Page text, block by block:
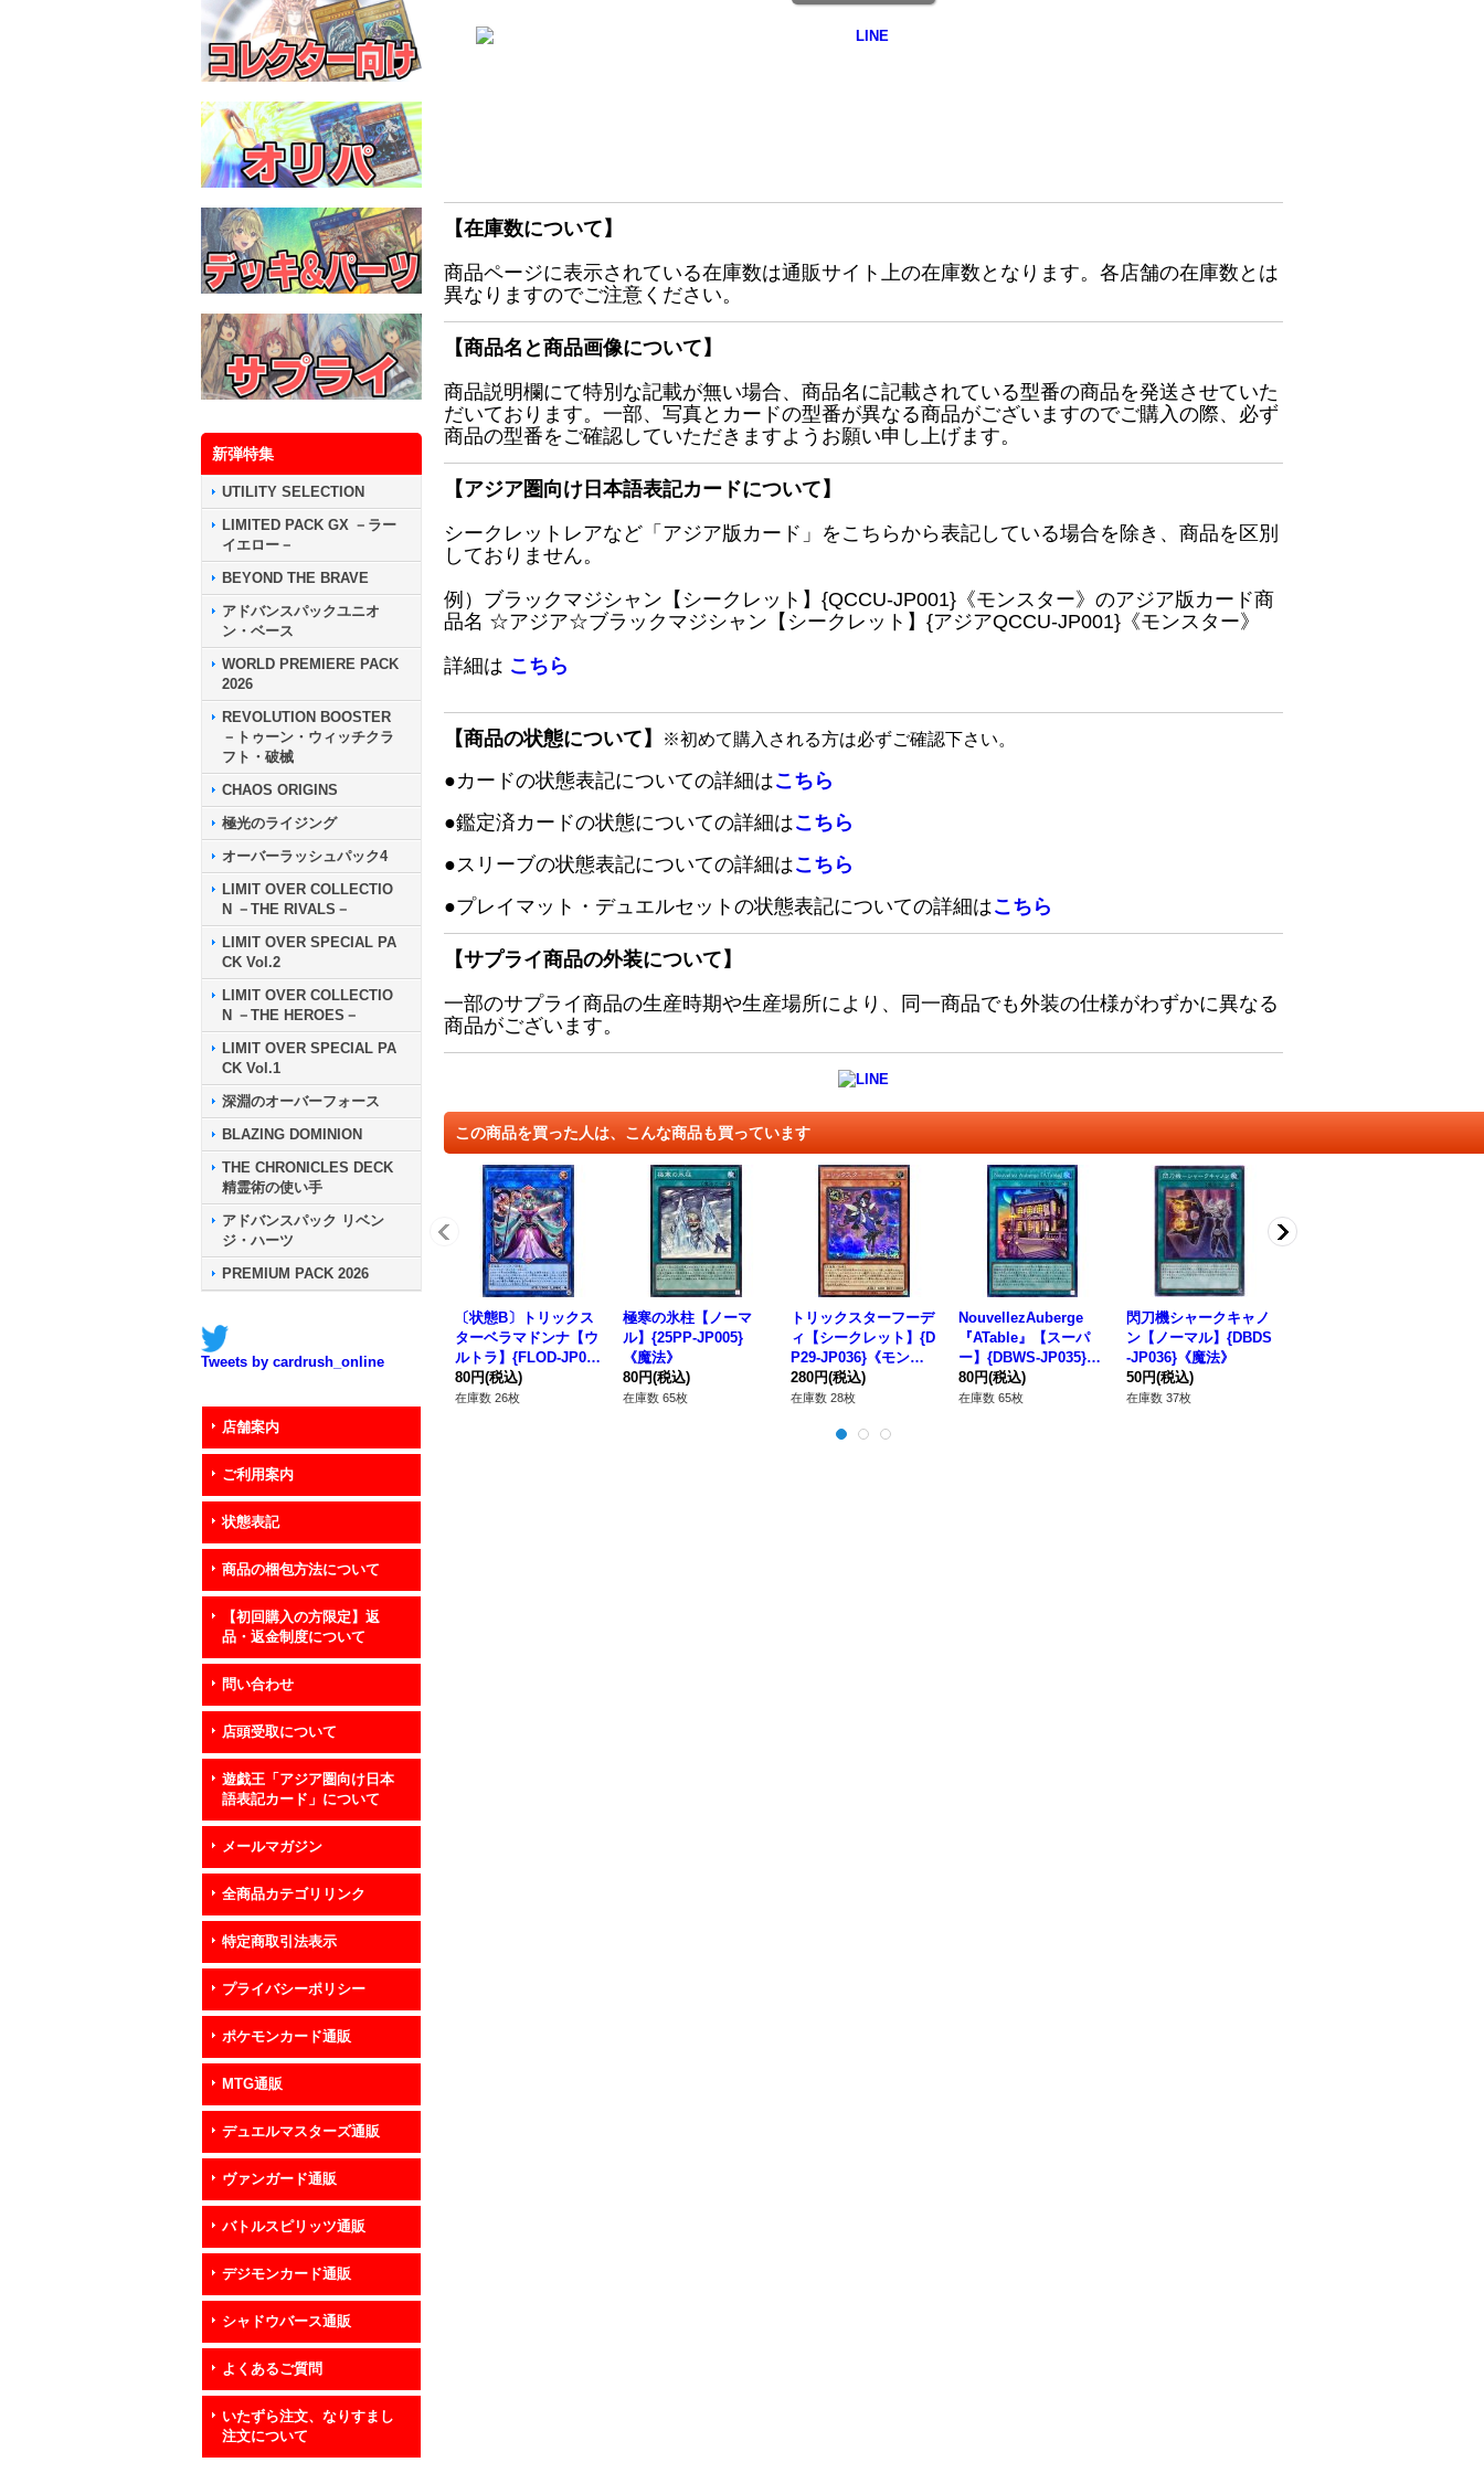
新弾特集
UTILITY SELECTION
LIMITED PACK GX －ラー
イエロー－
BEYOND THE BRAVE
アドバンスパックユニオ
ン・ベース
WORLD PREMIERE PACK
2026
REVOLUTION BOOSTER
－トゥーン・ウィッチクラ
フト・破械
CHAOS ORIGINS
極光のライジング
オーバーラッシュパック4
LIMIT OVER COLLECTIO
N －THE RIVALS－
LIMIT OVER SPECIAL PA
CK Vol.2
LIMIT OVER COLLECTIO
N －THE HEROES－
LIMIT OVER SPECIAL PA
CK Vol.1
深淵のオーバーフォース
BLAZING DOMINION
THE CHRONICLES DECK
精霊術の使い手
アドバンスパック リベン
ジ・ハーツ
PREMIUM PACK 2026
Tweets by cardrush_online
店舗案内
ご利用案内
状態表記
商品の梱包方法について
【初回購入の方限定】返
品・返金制度について
問い合わせ
店頭受取について
遊戯王「アジア圏向け日本
語表記カード」について
メールマガジン
全商品カテゴリリンク
特定商取引法表示
プライバシーポリシー
ポケモンカード通販
MTG通販
デュエルマスターズ通販
ヴァンガード通販
バトルスピリッツ通販
デジモンカード通販
シャドウバース通販
よくあるご質問
いたずら注文、なりすまし
注文について
【在庫数について】
商品ページに表示されている在庫数は通販サイト上の在庫数となります。各店舗の在庫数とは
異なりますのでご注意ください。
【商品名と商品画像について】
商品説明欄にて特別な記載が無い場合、商品名に記載されている型番の商品を発送させていた
だいております。一部、写真とカードの型番が異なる商品がございますのでご購入の際、必ず
商品の型番をご確認していただきますようお願い申し上げます。
【アジア圏向け日本語表記カードについて】
シークレットレアなど「アジア版カード」をこちらから表記している場合を除き、商品を区別
しておりません。
例）ブラックマジシャン【シークレット】{QCCU-JP001}《モンスター》のアジア版カード商
品名 ☆アジア☆ブラックマジシャン【シークレット】{アジアQCCU-JP001}《モンスター》
詳細は こちら
【商品の状態について】 ※初めて購入される方は必ずご確認下さい。
●カードの状態表記についての詳細はこちら
●鑑定済カードの状態についての詳細はこちら
●スリーブの状態表記についての詳細はこちら
●プレイマット・デュエルセットの状態表記についての詳細はこちら
【サプライ商品の外装について】
一部のサプライ商品の生産時期や生産場所により、同一商品でも外装の仕様がわずかに異なる
商品がございます。
この商品を買った人は、こんな商品も買っています
〔状態B〕トリックス
ターベラマドンナ【ウ
ルトラ】{FLOD-JP03
8}《リンク》
80円(税込)
在庫数 26枚
極寒の氷柱【ノーマ
ル】{25PP-JP005}
《魔法》
80円(税込)
在庫数 65枚
トリックスターフーデ
ィ【シークレット】{D
P29-JP036}《モンス
ター》
280円(税込)
在庫数 28枚
NouvellezAuberge
『ATable』【スーパ
ー】{DBWS-JP035}
《魔法》
80円(税込)
在庫数 65枚
閃刀機シャークキャノ
ン【ノーマル】{DBDS
-JP036}《魔法》
50円(税込)
在庫数 37枚